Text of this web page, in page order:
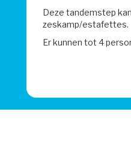
Deze tandemstep kan
zeskamp/estafettes.
Er kunnen tot 4